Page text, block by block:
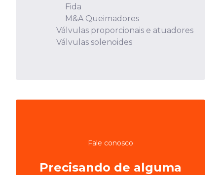
Fida
M&A Queimadores
Válvulas proporcionais e atuadores
Válvulas solenoides
Fale conosco
Precisando de alguma